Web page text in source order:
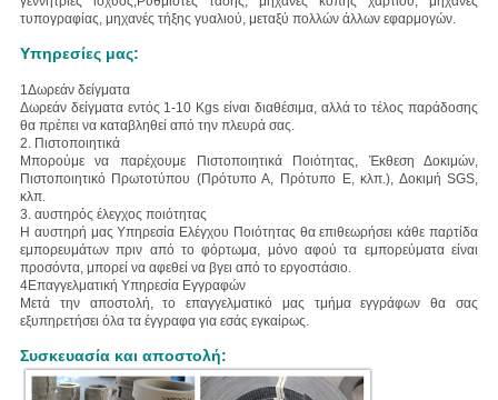
τυπογραφίας, μηχανές τήξης γυαλιού, μεταξύ πολλών άλλων εφαρμογών.
Υπηρεσίες μας:
1Δωρεάν δείγματα
Δωρεάν δείγματα εντός 1-10 Kgs είναι διαθέσιμα, αλλά το τέλος παράδοσης
θα πρέπει να καταβληθεί από την πλευρά σας.
2. Πιστοποιητικά
Μπορούμε να παρέχουμε Πιστοποιητικά Ποιότητας, Έκθεση Δοκιμών,
Πιστοποιητικό Πρωτοτύπου (Πρότυπο Α, Πρότυπο Ε, κλπ.), Δοκιμή SGS,
κλπ.
3. αυστηρός έλεγχος ποιότητας
Η αυστηρή μας Υπηρεσία Ελέγχου Ποιότητας θα επιθεωρήσει κάθε παρτίδα
εμπορευμάτων πριν από το φόρτωμα, μόνο αφού τα εμπορεύματα είναι
προσόντα, μπορεί να αφεθεί να βγει από το εργοστάσιο.
4Επαγγελματική Υπηρεσία Εγγραφών
Μετά την αποστολή, το επαγγελματικό μας τμήμα εγγράφων θα σας
εξυπηρετήσει όλα τα έγγραφα για εσάς εγκαίρως.
Συσκευασία και αποστολή: